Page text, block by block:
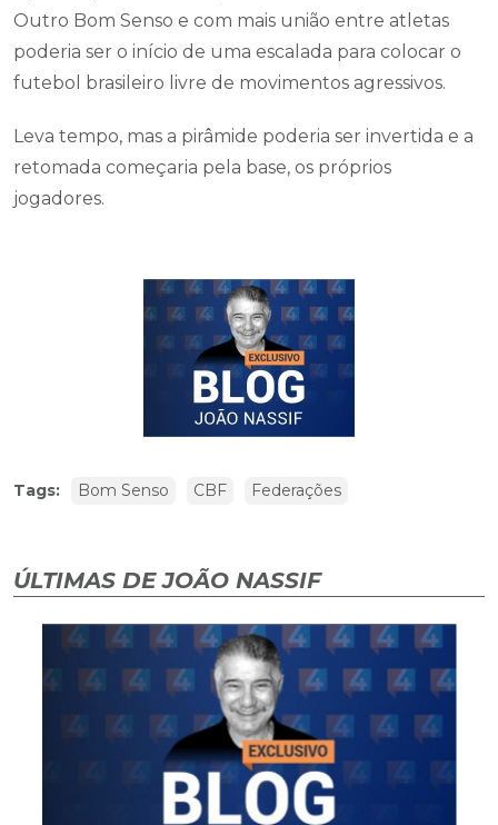
Outro Bom Senso e com mais união entre atletas
poderia ser o início de uma escalada para colocar o
futebol brasileiro livre de movimentos agressivos.
Leva tempo, mas a pirâmide poderia ser invertida e a
retomada começaria pela base, os próprios
jogadores.
Tags: Bom Senso CBF Federações
ÚLTIMAS DE JOÃO NASSIF